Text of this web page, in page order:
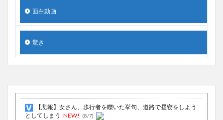
面白動画
驚き
【悲報】女さん、歩行者を轢いた挙句、道路で昼寝をしよう
としてしまう NEW! (8/7)